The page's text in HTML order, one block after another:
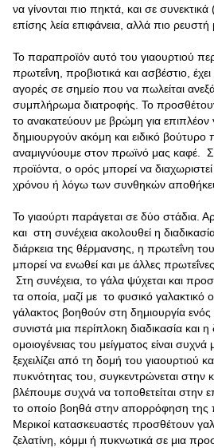
να γίνονται πιο πηκτά, και σε
επίσης λεία επιφάνεια, αλλά πιο ρευστή
Το παραπροϊόν αυτό του γιαουρτιού
πρωτεΐνη, προβιοτικά και ασβέστιο, έχει
αγορές σε σημείο που να πωλείται
συμπλήρωμα διατροφής. Το
το ανακατεύουν με βρώμη για επιπλέον
δημιουργούν ακόμη και ειδικό βούτυρο
αναμιγνύουμε στον πρωϊνό μας καφέ.
προϊόντα, ο ορός μπορεί να
χρόνου ή λόγω των συνθηκών
Το γιαούρτι παράγεται σε δύο στάδια.
και στη συνέχεια ακολουθεί η
διάρκεια της θέρμανσης, η πρωτεΐνη
μπορεί να ενωθεί και με άλλες
Στη συνέχεια, το γάλα ψύχεται και
τα οποία, μαζί με το φυσικό γαλακτικό
γάλακτος βοηθούν στη δημιουργία
συνιστά μια περίπλοκη διαδικασία και
ομοιογένειας του μείγματος είναι
ξεχειλίζει από τη δομή του γιαουρτιού
πυκνότητας του, συγκεντρώνεται στην
βλέπουμε συχνά να τοποθετείται στην
το οποίο βοηθά στην απορρόφηση της
Μερικοί κατασκευαστές προσθέτουν
ζελατίνη, κόμμι ή πυκνωτικά σε μια